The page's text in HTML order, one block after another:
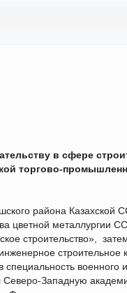
в сфере
торгово-
района Казахской
цветной металлургии
строительство»,
строительное
военного
Северо-Западную